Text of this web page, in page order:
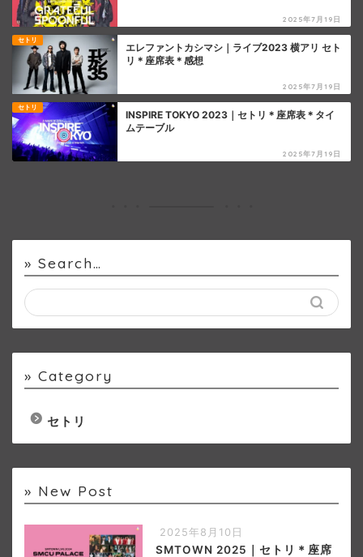
2025年7月19日
セトリ
エレファントカシマシ｜ライブ2023 横アリ セト
リ＊座席表＊感想
2025年7月19日
セトリ
INSPIRE TOKYO 2023｜セトリ＊座席表＊タイ
ムテーブル
2025年7月19日
» Search…
» Category
セトリ
» New Post
2025年8月10日
SMTOWN 2025｜セトリ＊座席